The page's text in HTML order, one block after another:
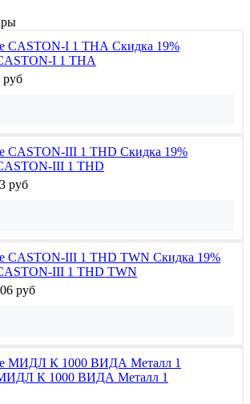
Скидка 19%
I 1 THA
руб
Скидка 19%
III 1 THD
руб
Скидка 19%
III 1 THD TWN
руб
К 1000 ВИДА Металл 1